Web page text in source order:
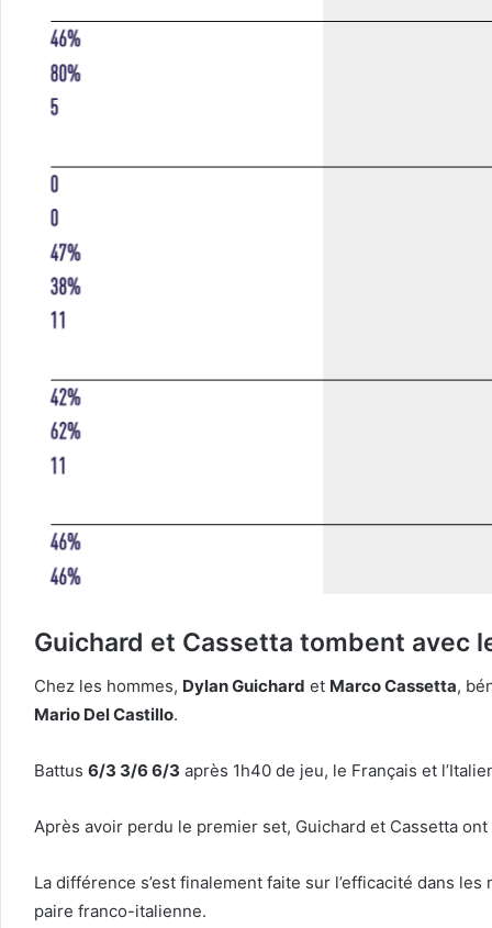
Guichard et Cassetta tombent avec
Chez les hommes, Dylan Guichard et Marco Cassetta,
Mario Del Castillo.
Battus 6/3 3/6 6/3 après 1h40 de jeu, le Français et
Après avoir perdu le premier set, Guichard et Cassetta
La différence s’est finalement faite sur l’efficacité dans
paire franco-italienne.